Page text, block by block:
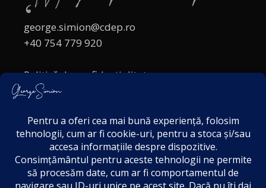
george.simion@cdep.ro
+40 754 779 920
Politică de confidențialitate
Politica cookies
Acordul de markting
Disclaimer